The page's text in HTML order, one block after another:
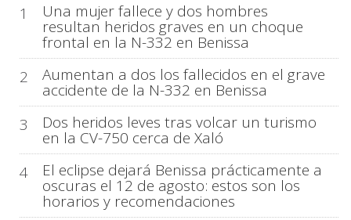
1 Una mujer fallece y dos hombres
resultan heridos graves en un choque
frontal en la N-332 en Benissa
2
Aumentan a dos los fallecidos en el grave
accidente de la N-332 en Benissa
3
Dos heridos leves tras volcar un turismo
en la CV-750 cerca de Xaló
4
El eclipse dejará Benissa prácticamente a
oscuras el 12 de agosto: estos son los
horarios y recomendaciones